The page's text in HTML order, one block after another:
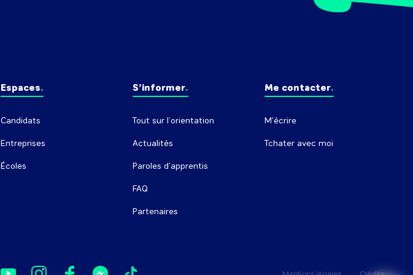
Espaces
Candidats
Entreprises
Écoles
S’informer
Tout sur l’orientation
Actualités
Paroles d'apprentis
FAQ
Partenaires
Me contacter
M'écrire
Tchater avec moi